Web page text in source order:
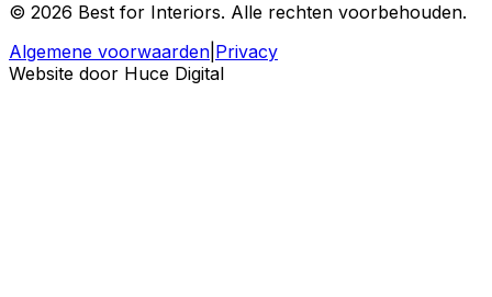
© 2026 Best for Interiors. Alle rechten voorbehouden.
Algemene voorwaarden Privacy
Website door Huce Digital